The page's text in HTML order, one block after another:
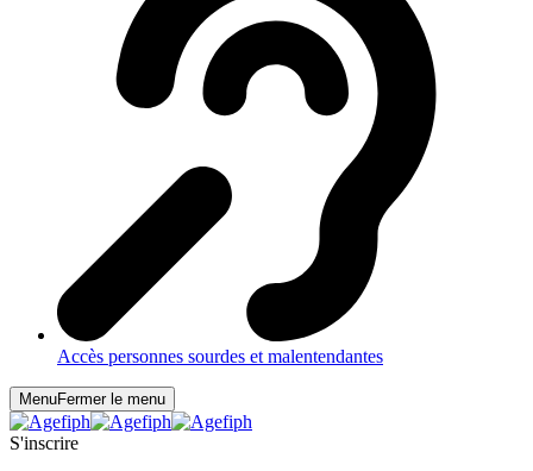
Accès personnes sourdes et malentendantes
MenuFermer le menu
S'inscrire